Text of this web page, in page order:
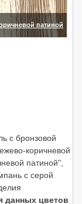
патиной
с бронзовой
коричневой
патиной",
с серой
данных цветов